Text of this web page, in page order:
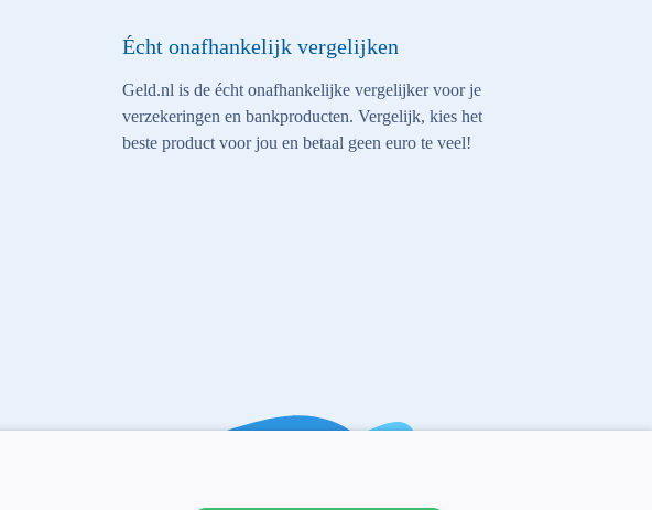
Écht onafhankelijk vergelijken
Geld.nl is de écht onafhankelijke vergelijker voor je
verzekeringen en bankproducten. Vergelijk, kies het
beste product voor jou en betaal geen euro te veel!